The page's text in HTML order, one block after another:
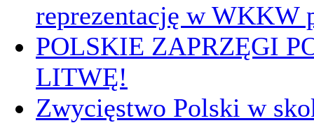
reprezentację w WKKW
POLSKIE ZAPRZĘGI
LITWĘ!
Zwycięstwo Polski w